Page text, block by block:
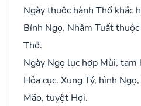
Ngày thuộc hành Thổ khắc
Bính Ngọ, Nhâm Tuất
Thổ.
Ngày Ngọ lục hợp Mùi, tam
Hỏa cục. Xung Tý, hình
Mão, tuyệt Hợi.